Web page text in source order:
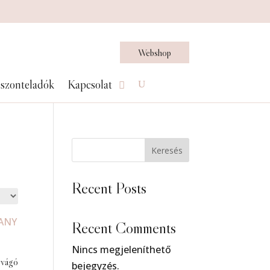
Webshop
Kapcsolat
Keresés
Recent Posts
Recent Comments
Nincs megjeleníthető
bejegyzés.